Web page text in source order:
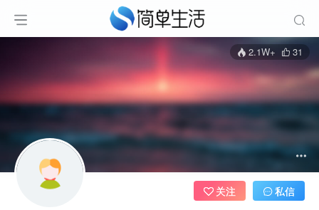
2.1W+ 31
关注 私信